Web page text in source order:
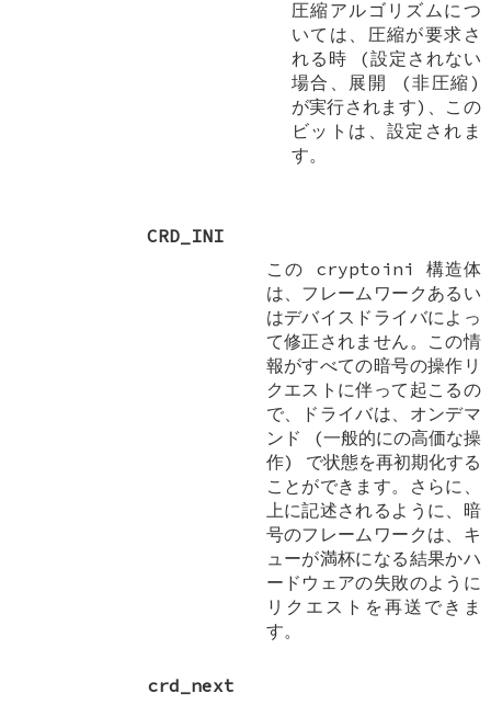
圧縮アルゴリズムにつ
いては、圧縮が要求さ
れる時 (設定されない
場合、展開 (非圧縮)
が実行されます)、この
ビットは、設定されま
す。
CRD_INI
この cryptoini
構造体
は、フレームワークあるい
はデバイスドライバによっ
て修正されません。この情
報がすべての暗号の操作リ
クエストに伴って起こるの
で、ドライバは、オンデマ
ンド (一般的にの高価な操
作) で状態を再初期化する
ことができます。さらに、
上に記述されるように、暗
号のフレームワークは、キ
ューが満杯になる結果かハ
ードウェアの失敗のように
リクエストを再送できま
す。
crd_next